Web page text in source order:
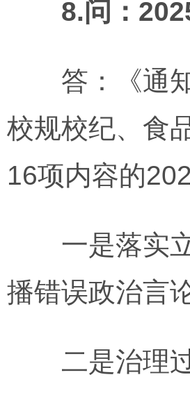
8.问：
答：《通知
校规校纪、食
16项内容的
一是落实立
播错误政治言
二是治理过